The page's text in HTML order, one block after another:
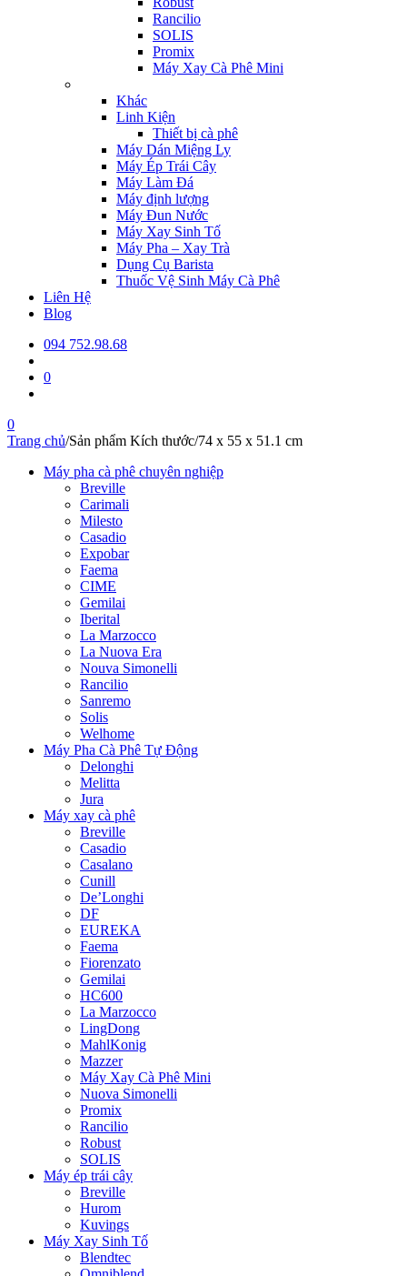
Rancilio
SOLIS
Promix
Máy Xay Cà Phê Mini
Khác
Linh Kiện
Thiết bị cà phê
Máy Dán Miệng Ly
Máy Ép Trái Cây
Máy Làm Đá
Máy định lượng
Máy Đun Nước
Máy Xay Sinh Tố
Máy Pha – Xay Trà
Dụng Cụ Barista
Thuốc Vệ Sinh Máy Cà Phê
Liên Hệ
Blog
094 752.98.68
0
0
Trang chủ/Sản phẩm Kích thước/74 x 55 x 51.1 cm
Máy pha cà phê chuyên nghiệp
Breville
Carimali
Milesto
Casadio
Expobar
Faema
CIME
Gemilai
Iberital
La Marzocco
La Nuova Era
Nouva Simonelli
Rancilio
Sanremo
Solis
Welhome
Máy Pha Cà Phê Tự Động
Delonghi
Melitta
Jura
Máy xay cà phê
Breville
Casadio
Casalano
Cunill
De’Longhi
DF
EUREKA
Faema
Fiorenzato
Gemilai
HC600
La Marzocco
LingDong
MahlKonig
Mazzer
Máy Xay Cà Phê Mini
Nuova Simonelli
Promix
Rancilio
Robust
SOLIS
Máy ép trái cây
Breville
Hurom
Kuvings
Máy Xay Sinh Tố
Blendtec